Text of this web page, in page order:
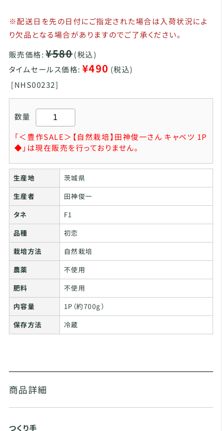
※配送日を先の日付にご指定された場合は入荷状況によ
り欠品となる場合がありますのでご了承ください。
販売価格: ¥580(税込)
タイムセールス価格: ¥490 (税込)
[NHS00232]
数量
「＜豊作SALE＞【自然栽培】田神俊一さん キャベツ 1P
◆」は現在販売を行っておりません。
生産地
茨城県
生産者
田神俊一
タネ
F1
品種
初恋
栽培方法
自然栽培
農薬
不使用
肥料
不使用
内容量
1P（約700g）
保存方法
冷蔵
商品詳細
つくり手